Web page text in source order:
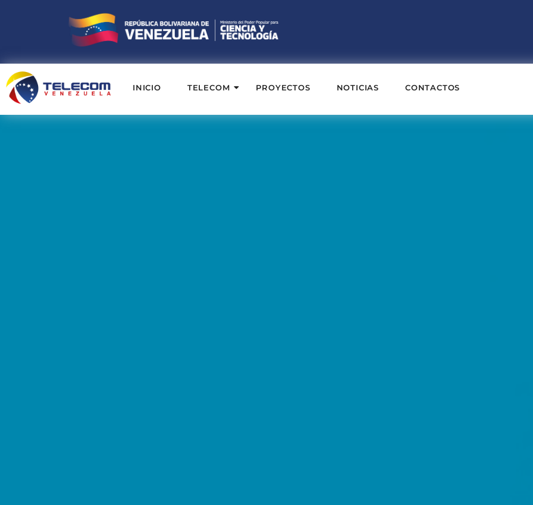
INICIO TELECOM PROYECTOS NOTICIAS CONTACTOS